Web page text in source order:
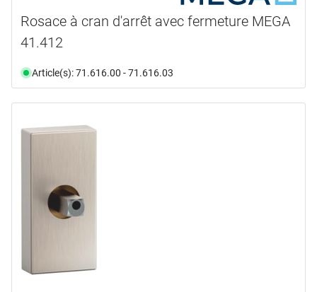
Rosace à cran d'arrêt avec fermeture MEGA
41.412
Article(s): 71.616.00 - 71.616.03